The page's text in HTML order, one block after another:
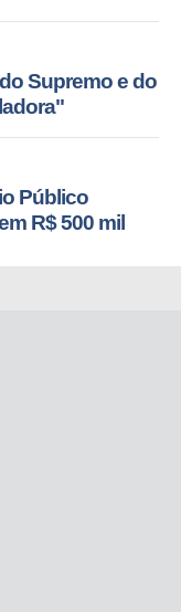
Supremo e do
Público
R$ 500 mil